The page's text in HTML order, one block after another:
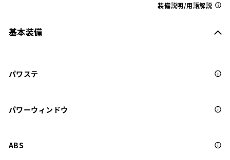
装備説明/用語解説
基本装備
パワステ
パワーウィンドウ
ABS